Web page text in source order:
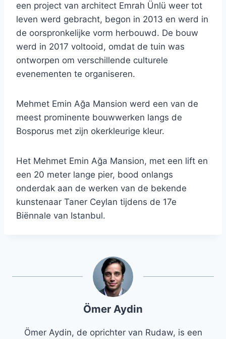
een project van architect Emrah Ünlü weer tot
leven werd gebracht, begon in 2013 en werd in
de oorspronkelijke vorm herbouwd. De bouw
werd in 2017 voltooid, omdat de tuin was
ontworpen om verschillende culturele
evenementen te organiseren.
Mehmet Emin Ağa Mansion werd een van de
meest prominente bouwwerken langs de
Bosporus met zijn okerkleurige kleur.
Het Mehmet Emin Ağa Mansion, met een lift en
een 20 meter lange pier, bood onlangs
onderdak aan de werken van de bekende
kunstenaar Taner Ceylan tijdens de 17e
Biënnale van Istanbul.
Ömer Aydin
Ömer Aydin, de oprichter van Rudaw, is een